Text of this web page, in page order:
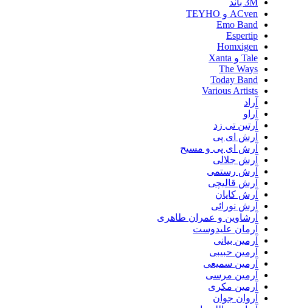
ACven و TEYHO
Emo Band
Espertip
Homxigen
Tale و Xanta
The Ways
Today Band
Various Artists
آراد
آراو
آرتین تی زد
آرش ای پی
آرش ای پی و مسیح
آرش جلالی
آرش رستمی
آرش قالیچی
آرش کایان
آرش نورائی
آرشاوین و عمران طاهری
آرمان علیدوست
آرمین بیانی
آرمین حبیبی
آرمین سمیعی
آرمین مرسی
آرمین مکری
آروان جوان